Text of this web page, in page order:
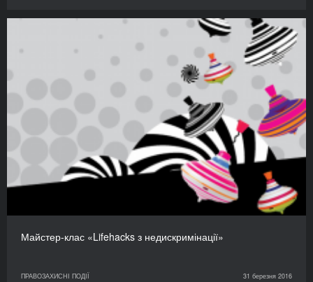
Майстер-клас «Lifehacks з недискримінації»
ПРАВОЗАХИСНІ ПОДІЇ 31 березня 2016